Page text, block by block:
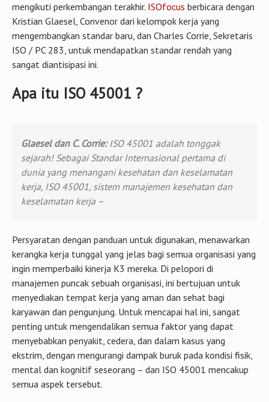
mengikuti perkembangan terakhir. ISOfocus berbicara dengan
Kristian Glaesel, Convenor dari kelompok kerja yang
mengembangkan standar baru, dan Charles Corrie, Sekretaris
ISO / PC 283, untuk mendapatkan standar rendah yang
sangat diantisipasi ini.
Apa itu ISO 45001 ?
Glaesel dan C. Corrie:ISO 45001 adalah tonggak
sejarah! Sebagai Standar Internasional pertama di
dunia yang menangani kesehatan dan keselamatan
kerja, ISO 45001, sistem manajemen kesehatan dan
keselamatan kerja –
Persyaratan dengan panduan untuk digunakan, menawarkan
kerangka kerja tunggal yang jelas bagi semua organisasi yang
ingin memperbaiki kinerja K3 mereka. Di pelopori di
manajemen puncak sebuah organisasi, ini bertujuan untuk
menyediakan tempat kerja yang aman dan sehat bagi
karyawan dan pengunjung. Untuk mencapai hal ini, sangat
penting untuk mengendalikan semua faktor yang dapat
menyebabkan penyakit, cedera, dan dalam kasus yang
ekstrim, dengan mengurangi dampak buruk pada kondisi fisik,
mental dan kognitif seseorang – dan ISO 45001 mencakup
semua aspek tersebut.